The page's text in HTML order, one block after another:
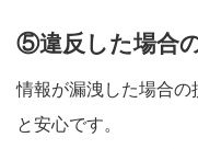
⑤違反した場合
情報が漏洩した場合の
と安心です。